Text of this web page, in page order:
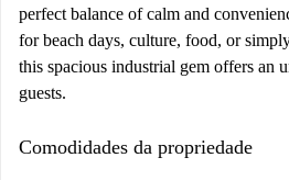
perfect balance of calm and
for beach days, culture, food, or
this spacious industrial gem offers an
guests.
Comodidades da propriedade